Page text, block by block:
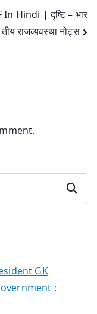
Hindi | दृष्टि – भार
तीय राजव्यवस्था नोट्स
Search
GK
: